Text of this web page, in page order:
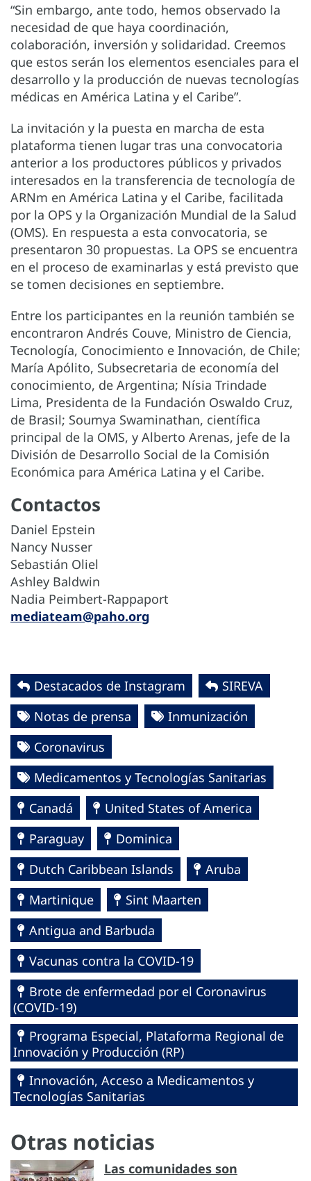
“Sin embargo, ante todo, hemos observado la
necesidad de que haya coordinación,
colaboración, inversión y solidaridad. Creemos
que estos serán los elementos esenciales para el
desarrollo y la producción de nuevas tecnologías
médicas en América Latina y el Caribe”.
La invitación y la puesta en marcha de esta
plataforma tienen lugar tras una convocatoria
anterior a los productores públicos y privados
interesados en la transferencia de tecnología de
ARNm en América Latina y el Caribe, facilitada
por la OPS y la Organización Mundial de la Salud
(OMS). En respuesta a esta convocatoria, se
presentaron 30 propuestas. La OPS se encuentra
en el proceso de examinarlas y está previsto que
se tomen decisiones en septiembre.
Entre los participantes en la reunión también se
encontraron Andrés Couve, Ministro de Ciencia,
Tecnología, Conocimiento e Innovación, de Chile;
María Apólito, Subsecretaria de economía del
conocimiento, de Argentina; Nísia Trindade
Lima, Presidenta de la Fundación Oswaldo Cruz,
de Brasil; Soumya Swaminathan, científica
principal de la OMS, y Alberto Arenas, jefe de la
División de Desarrollo Social de la Comisión
Económica para América Latina y el Caribe.
Contactos
Daniel Epstein
Nancy Nusser
Sebastián Oliel
Ashley Baldwin
Nadia Peimbert-Rappaport
mediateam@paho.org
Destacados de Instagram
SIREVA
Notas de prensa
Inmunización
Coronavirus
Medicamentos y Tecnologías Sanitarias
Canadá
United States of America
Paraguay
Dominica
Dutch Caribbean Islands
Aruba
Martinique
Sint Maarten
Antigua and Barbuda
Vacunas contra la COVID-19
Brote de enfermedad por el Coronavirus
(COVID-19)
Programa Especial, Plataforma Regional de
Innovación y Producción (RP)
Innovación, Acceso a Medicamentos y
Tecnologías Sanitarias
Otras noticias
Las comunidades son